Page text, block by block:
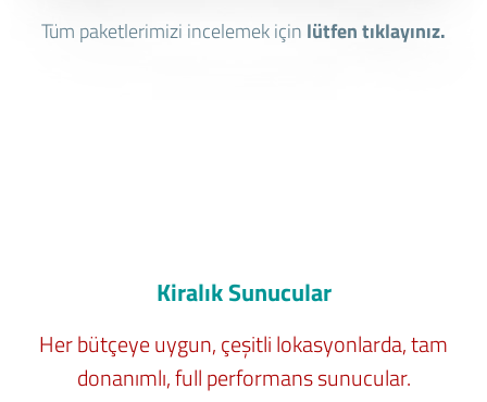
Tüm paketlerimizi incelemek için lütfen tıklayınız.
Kiralık Sunucular
Her bütçeye uygun, çeşitli lokasyonlarda, tam
donanımlı, full performans sunucular.